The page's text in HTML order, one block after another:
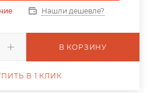
Нашли дешевле?
В КОРЗИНУ
В 1 КЛИК